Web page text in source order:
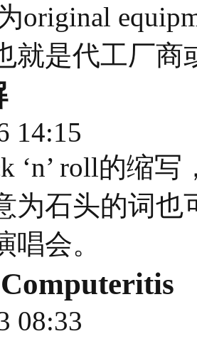
original
就是代工厂商
14:15
‘n’ roll的缩
为石头的词
唱会。
08:33